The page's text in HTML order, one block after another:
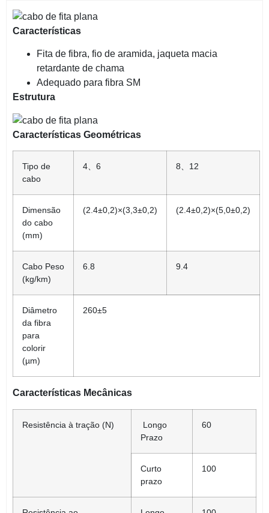
Características
Fita de fibra, fio de aramida, jaqueta macia
retardante de chama
Adequado para fibra SM
Estrutura
Características Geométricas
Tipo de
cabo
4、6 8 、12
Dimensão
do cabo
(mm)
(2.4±0,2)×(3,3±0,2) (2.4±0,2)×(5,0±0,2)
Cabo Peso
(kg/km)
6.8 9.4
Diâmetro
da fibra
para
colorir
(µm)
260±5
Características Mecânicas
Resistência à tração (N)
Longo
Prazo
60
Curto
prazo
100